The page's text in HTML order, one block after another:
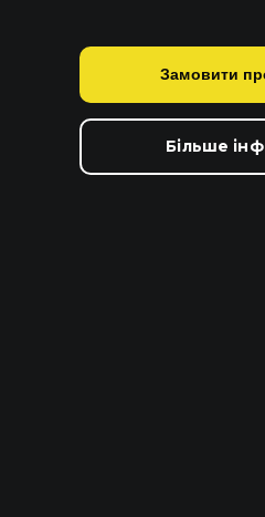
Замовити
Більше